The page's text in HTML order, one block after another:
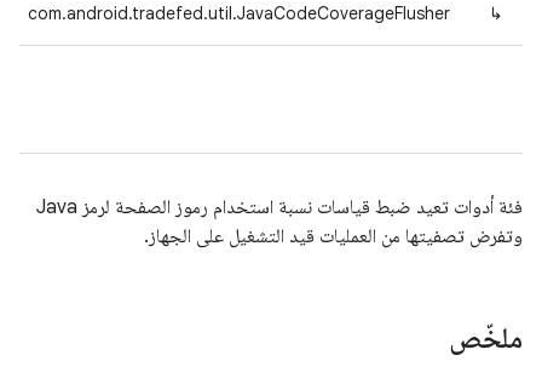
↳
com.android.tradefed.util.JavaCodeCoverageFlusher
فئة أدوات تعيد ضبط قياسات نسبة استخدام رموز الصفحة لرمز Java
وتفرض تصفيتها من العمليات قيد التشغيل على الجهاز.
ملخّص